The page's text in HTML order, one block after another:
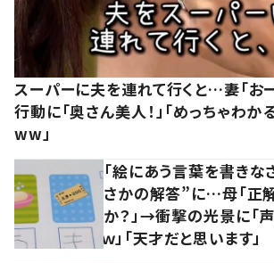
スーパーに夫を連れて行くと…妻「お
行動に「奥さん美人！」「めっちゃわか
ww」
「絵にあう言葉を書きな
さかの解答”に…母「正
か？」→衝撃の光景に「
ｗ」「天才だと思います」